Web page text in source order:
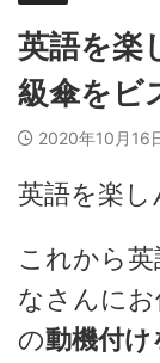
英語を楽
級傘をビ
2020年10月16
英語を楽し
これから
なさんに
の動機付